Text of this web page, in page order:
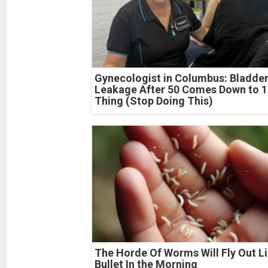
Gynecologist in Columbus: Bladder
Leakage After 50 Comes Down to 1
Thing (Stop Doing This)
The Horde Of Worms Will Fly Out
Bullet In the Morning